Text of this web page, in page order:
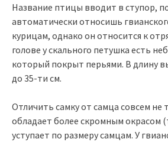
Название птицы вводит в ступор,
автоматически относишь
курицам, однако он относится к
голове у скального петушка есть
который покрыт перьями. В длину
до 35-ти см.
Отличить самку от самца совсем не
обладает более скромным окрасом
уступает по размеру самцам. У